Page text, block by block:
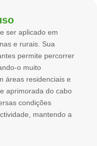
ser aplicado em
e rurais. Sua
permite percorrer
o muito
áreas residenciais e
aprimorada do cabo
condições
mantendo a